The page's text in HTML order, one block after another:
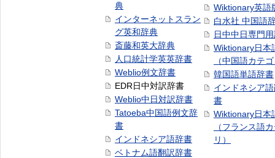
典
インターネットスラン
グ英和辞典
斎藤和英大辞典
人口統計学英英辞書
Weblio例文辞書
EDR日中対訳辞書
Weblio中日対訳辞書
Tatoeba中国語例文辞
書
インドネシア語辞書
ベトナム語翻訳辞書
Wiktionary英語
白水社 中国語
日中中日専門
Wiktionary日本
（中国語カテ
韓国語単語辞書
インドネシア
書
Wiktionary日本
（フランス語
リ）